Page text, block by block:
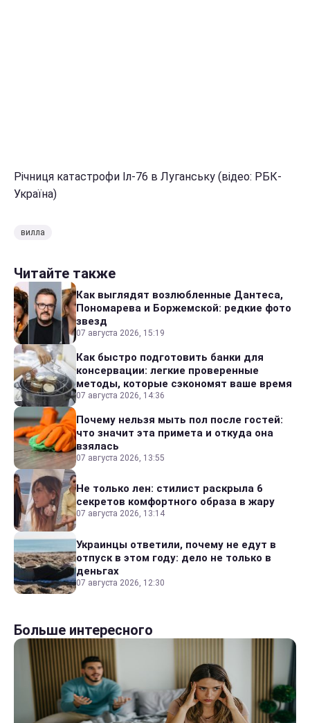
Річниця катастрофи Іл-76 в Луганську (відео: РБК-
Україна)
вилла
Читайте также
Как выглядят возлюбленные Дантеса,
Пономарева и Боржемской: редкие фото
звезд
07 августа 2026, 15:19
Как быстро подготовить банки для
консервации: легкие проверенные
методы, которые сэкономят ваше время
07 августа 2026, 14:36
Почему нельзя мыть пол после гостей:
что значит эта примета и откуда она
взялась
07 августа 2026, 13:55
Не только лен: стилист раскрыла 6
секретов комфортного образа в жару
07 августа 2026, 13:14
Украинцы ответили, почему не едут в
отпуск в этом году: дело не только в
деньгах
07 августа 2026, 12:30
Больше интересного